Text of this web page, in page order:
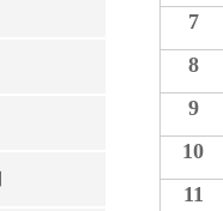
7
8
9
10
11